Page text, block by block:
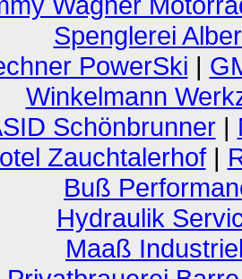
Spenglerei
PowerSki |
Winkelmann
Schönbrunner|
Zauchtalerhof|
Buß
Hydraulik
Maaß